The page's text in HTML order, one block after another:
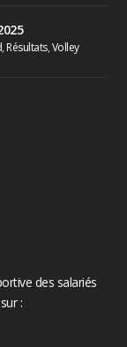
, Résultats,Volley
des salariés
: